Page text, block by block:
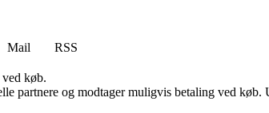
Mail
RSS
køb.
partnere og modtager muligvis betaling ved køb.